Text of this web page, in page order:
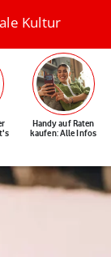
Kultur
Handy auf Raten
kaufen: Alle Infos